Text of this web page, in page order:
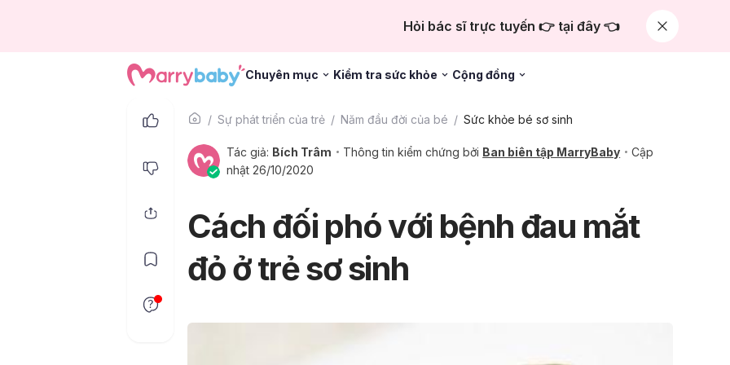
Hỏi bác sĩ trực tuyến 👉 tại đây 👈
Chuyên mục Kiểm tra sức khỏe Cộng đồng
Sự phát triển của trẻ Năm đầu đời của bé Sức khỏe bé sơ sinh
Tác giả: Bích Trâm Thông tin kiểm chứng bởi Ban biên tập MarryBaby
Cập
nhật 26/10/2020
Cách đối phó với bệnh đau mắt
đỏ ở trẻ sơ sinh